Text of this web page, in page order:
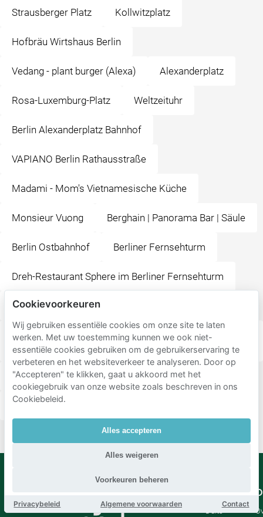
Strausberger Platz Kollwitzplatz
Hofbräu Wirtshaus Berlin
Vedang - ️plant burger ️(Alexa) Alexanderplatz
Rosa-Luxemburg-Platz Weltzeituhr
Berlin Alexanderplatz Bahnhof
VAPIANO Berlin Rathausstraße
Madami - Mom's Vietnamesische Küche
Monsieur Vuong Berghain | Panorama Bar | Säule
Berlin Ostbahnhof Berliner Fernsehturm
Dreh-Restaurant Sphere im Berliner Fernsehturm
ALEX Berlin am Alex
KÖRPERWELTEN Museum "Facetten des Lebens" |
Fernsehturm Berlin | Dauerausstellung
Hafenbar Berlin Neptunbrunnen
Tresor Berlin I Club & label
B.V.
Duits
Cookievoorkeuren
Wij gebruiken essentiële cookies om onze site te laten
werken. Met uw toestemming kunnen we ook niet-
essentiële cookies gebruiken om de gebruikerservaring te
verbeteren en het websiteverkeer te analyseren. Door op
"Accepteren" te klikken, gaat u akkoord met het
cookiegebruik van onze website zoals beschreven in ons
Cookiebeleid.
Alles accepteren
Alles weigeren
Voorkeuren beheren
Privacybeleid Algemene voorwaarden Contact